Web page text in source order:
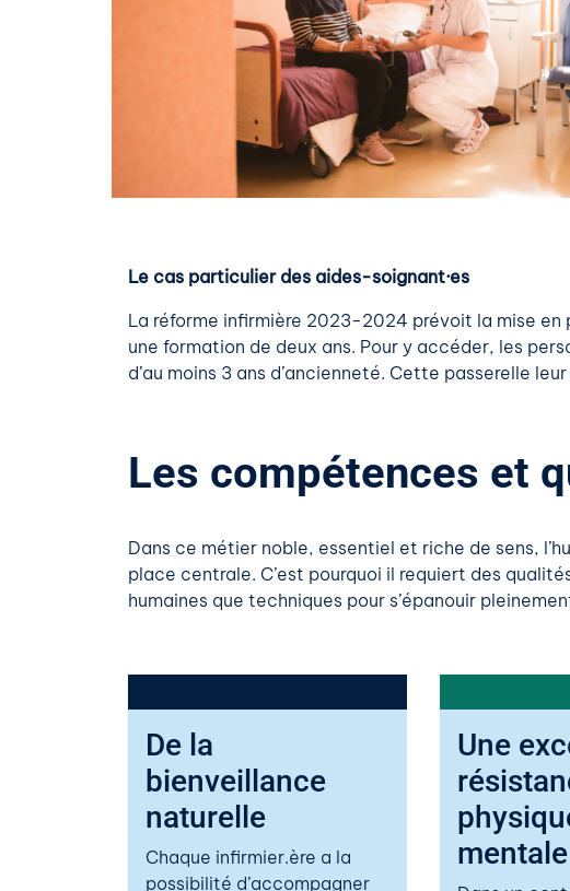
Le cas particulier des aides-soignant·es
La réforme infirmière 2023-2024 prévoit la mise en
une formation de deux ans. Pour y accéder, les
d’au moins 3 ans d’ancienneté. Cette passerelle
Les compétences et
Dans ce métier noble, essentiel et riche de sens,
place centrale. C’est pourquoi il requiert des
humaines que techniques pour s’épanouir
De la
bienveillance
naturelle
Chaque infirmier.ère a la
possibilité d’accompagner
Une
mentale